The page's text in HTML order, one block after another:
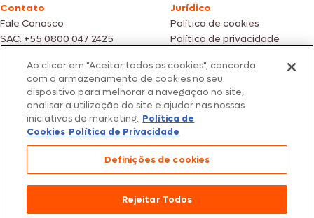
Contato
Fale Conosco
SAC: +55 0800 047 2425
Jurídico
Política de cookies
Política de privacidade
Fotos meramente ilustrativas | Ofertas válidas enquanto durarem os
estoques dos nossos parceiros | Vendas sujeitas a análise e confirmação
de dados.
Os preços, promoções e condições de pagamento são válidos
exclusivamente para compras efetuadas em nossos parceiros.
Todos os produtos estão sujeitos a disponibilidade de estoque.
São Paulo/SP – CEP 05.118-100
© 2026 Seara. Todos os direitos reservados
Ao clicar em "Aceitar todos os cookies", concorda
com o armazenamento de cookies no seu
dispositivo para melhorar a navegação no site,
analisar a utilização do site e ajudar nas nossas
iniciativas de marketing. Política de
Cookies Política de Privacidade
Definições de cookies
Rejeitar Todos